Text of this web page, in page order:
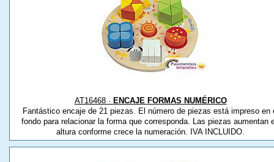
AT16468 · ENCAJE FORMAS NUMÉRICO
Fantástico encaje de 21 piezas. El número de piezas está impreso en
fondo para relacionar la forma que corresponda. Las piezas aumentan
altura conforme crece la numeración. IVA INCLUIDO.